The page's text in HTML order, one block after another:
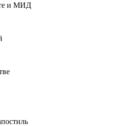
и МИД